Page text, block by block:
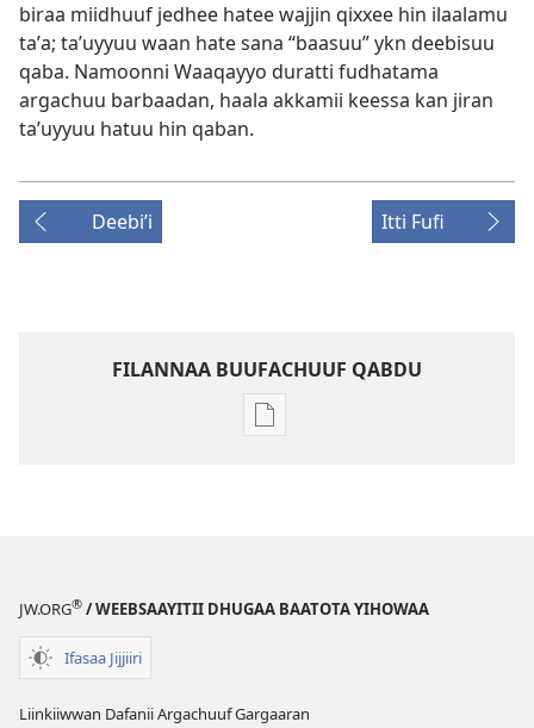
biraa miidhuuf jedhee hatee wajjin qixxee hin ilaalamu
taʼa; taʼuyyuu waan hate sana “baasuu” ykn deebisuu
qaba. Namoonni Waaqayyo duratti fudhatama
argachuu barbaadan, haala akkamii keessa kan jiran
taʼuyyuu hatuu hin qaban.
Deebiʼi Itti Fufi
FILANNAA BUUFACHUUF QABDU
Filannaawwan
Adoolessa 2010
JW.ORG® / WEEBSAAYITII DHUGAA BAATOTA YIHOWAA
Ifasaa Jijjiiri
Liinkiiwwan Dafanii Argachuuf Gargaaran